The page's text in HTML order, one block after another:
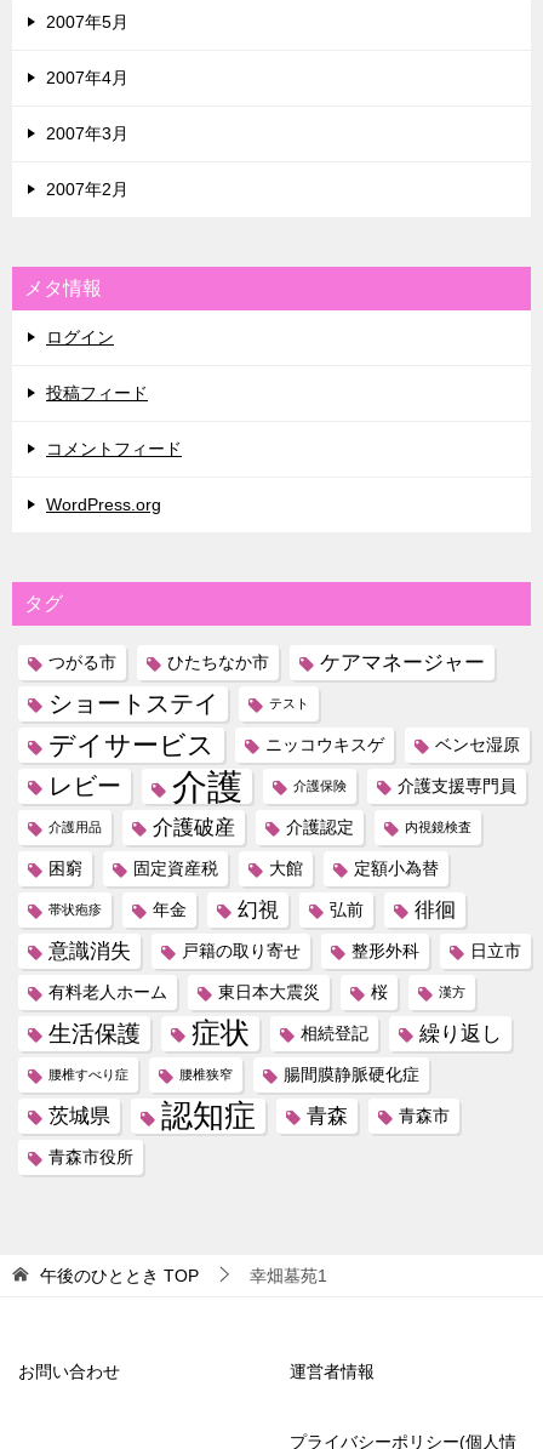
2007年5月
2007年4月
2007年3月
2007年2月
メタ情報
ログイン
投稿フィード
コメントフィード
WordPress.org
タグ
つがる市 ひたちなか市 ケアマネージャー
ショートステイ テスト
デイサービス ニッコウキスゲ ベンセ湿原
レビー 介護 介護保険 介護支援専門員
介護用品 介護破産 介護認定 内視鏡検査
困窮 固定資産税 大館 定額小為替
帯状疱疹 年金 幻視 弘前
徘徊
意識消失
戸籍の取り寄せ 整形外科 日立市
有料老人ホーム 東日本大震災 桜 漢方
生活保護 症状 相続登記 繰り返し
腰椎すべり症 腰椎狭窄 腸間膜静脈硬化症
茨城県 認知症 青森 青森市
青森市役所
午後のひととき TOP 幸畑墓苑1
お問い合わせ 運営者情報
プライバシーポリシー(個人情